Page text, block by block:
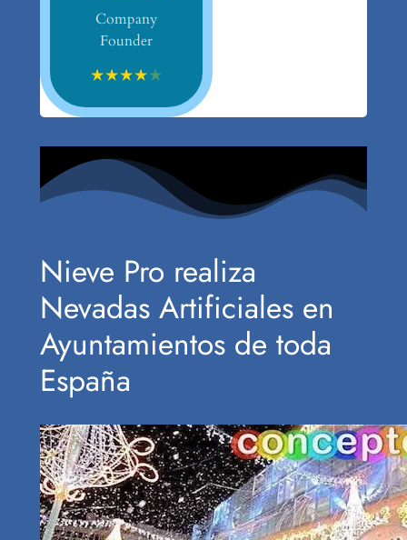
Company
Founder
★★★★★
Nieve Pro realiza
Nevadas Artificiales en
Ayuntamientos de toda
España